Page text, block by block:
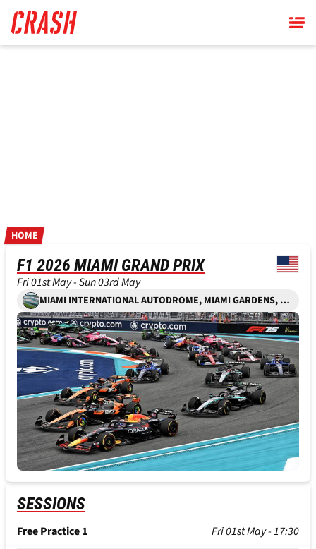
main
content
HOME
F1 2026 MIAMI GRAND PRIX
Fri 01st May - Sun 03rd May
MIAMI INTERNATIONAL AUTODROME, MIAMI GARDENS, FLORIDA
SESSIONS
Free Practice 1 Fri 01st May - 17:30